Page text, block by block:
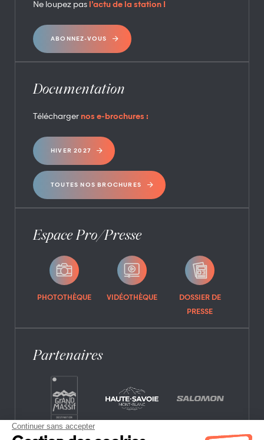
Ne loupez pas l’actu de la station !
ABONNEZ-VOUS
Documentation
Télécharger nos e-brochures :
HIVER 2027
TOUTES NOS BROCHURES
Espace Pro/Presse
PHOTOTHÈQUE VIDÉOTHÈQUE
DOSSIER DE
PRESSE
Partenaires